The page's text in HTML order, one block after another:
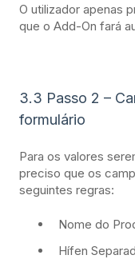
O utilizador apenas
que o Add-On fará
3.3 Passo 2 –
formulário
Para os valores
preciso que os
seguintes regras:
Nome do
Hífen